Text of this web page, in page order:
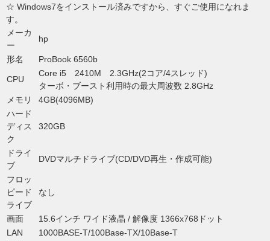
☆ Windows7をインストール済みですから、すぐご使用になれま
す。
メーカ
ー
hp
形名 ProBook 6560b
CPU
Core i5 2410M 2.3GHz(2コア/4スレッド)
ターボ・ブースト利用時の最大周波数 2.8GHz
メモリ
4GB(4096MB)
ハード
ディス
ク
320GB
ドライ
ブ
DVDマルチドライブ(CD/DVD再生・作成可能)
フロッ
ピード
ライブ
なし
画面
15.6インチ ワイド液晶 / 解像度 1366x768ドット
LAN
1000BASE-T/100Base-TX/10Base-T